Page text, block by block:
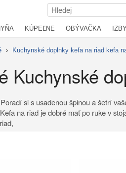
KÚPEĽNE OBÝVAČKA IZBY
› Kuchynské doplnky kefa na riad kefa
Kuchynské
si s usadenou špinou a šetrí
na riad je dobré mať po ruke v